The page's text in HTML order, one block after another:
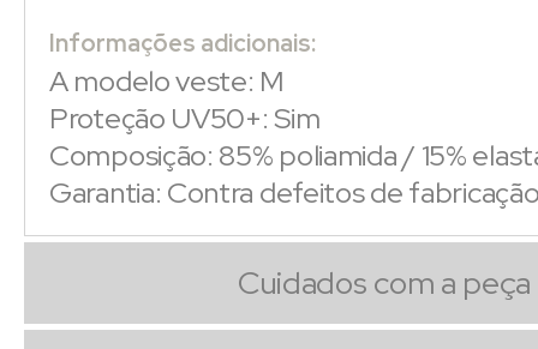
Informações adicionais:
A modelo veste: M
Proteção UV50+: Sim
Composição: 85% poliamida / 15%
Garantia: Contra defeitos de
Cuidados com a peça